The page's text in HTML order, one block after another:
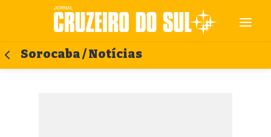
Sorocaba / Notícias